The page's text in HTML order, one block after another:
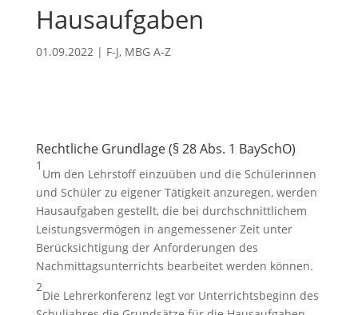
Hausaufgaben
01.09.2022| F-J, MBG A-Z
Rechtliche Grundlage (§ 28 Abs. 1 BaySchO)
1
Um den Lehrstoff einzuüben und die Schülerinnen
und Schüler zu eigener Tätigkeit anzuregen, werden
Hausaufgaben gestellt, die bei durchschnittlichem
Leistungsvermögen in angemessener Zeit unter
Berücksichtigung der Anforderungen des
Nachmittagsunterrichts bearbeitet werden können.
2
Die Lehrerkonferenz legt vor Unterrichtsbeginn des